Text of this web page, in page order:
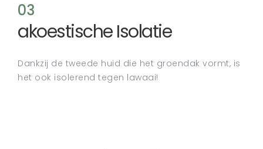
03
akoestische Isolatie
Dankzij de tweede huid die het groendak vormt, is
het ook isolerend tegen lawaai!